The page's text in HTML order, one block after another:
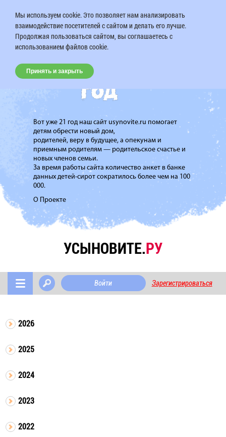
Вот уже 21 год наш сайт usynovite.ru помогает
детям обрести новый дом,
родителей, веру в будущее, а опекунам и
приемным родителям — родительское счастье и
новых членов семьи.
За время работы сайта количество анкет в банке
данных детей-сирот сократилось более чем на 100
000.
О Проекте
УСЫНОВИТЕ.РУ
Войти Зарегистрироваться
2026
2025
2024
2023
2022
Мы используем cookie. Это позволяет нам анализировать
взаимодействие посетителей с сайтом и делать его лучше.
Продолжая пользоваться сайтом, вы соглашаетесь с
использованием файлов cookie.
Принять и закрыть